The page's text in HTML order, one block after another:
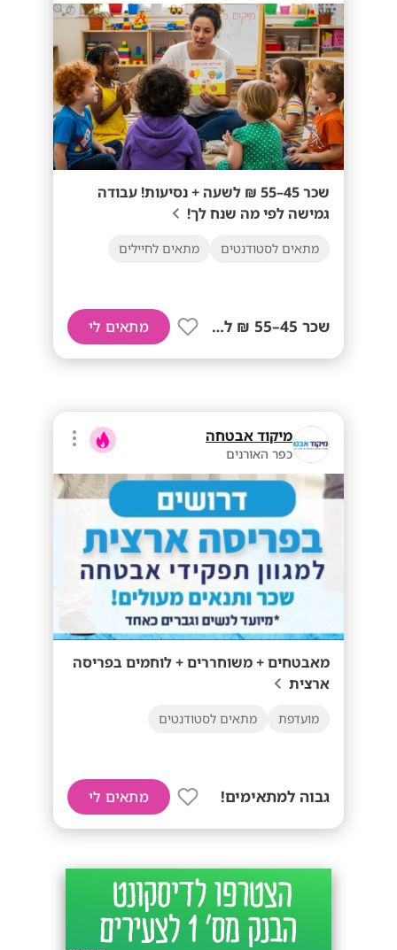
שכר 45–55 ₪ לשעה + נסיעות! עבודה
גמישה לפי מה שנח לך!
מתאים לסטודנטים מתאים לחיילים
שכר 45–55 ₪ לשעה+ נסיעות! מתאים לי
מיקוד אבטחה
כפר האורנים
מאבטחים + משוחררים + לוחמים בפריסה
ארצית
מועדפת מתאים לסטודנטים
גבוה למתאימים! מתאים לי